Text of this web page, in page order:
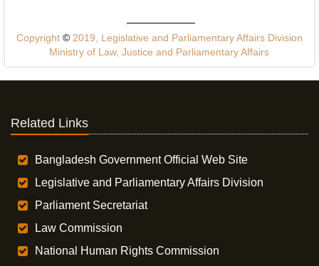
Copyright ©2019, Legislative and Parliamentary Affairs Division
Ministry of Law, Justice and Parliamentary Affairs
Related Links
Bangladesh Government Official Web Site
Legislative and Parliamentary Affairs Division
Parliament Secretariat
Law Commission
National Human Rights Commission